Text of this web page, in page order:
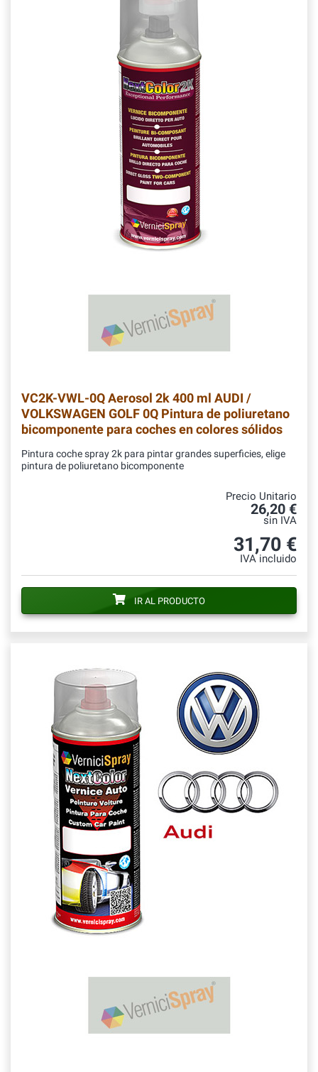
VC2K-VWL-0QAerosol 2k 400 ml AUDI /
VOLKSWAGEN GOLF 0Q Pintura de poliuretano
bicomponente para coches en colores sólidos
Pintura coche spray 2k para pintar grandes superficies, elige
pintura de poliuretano bicomponente
Precio Unitario
26,20 €
sin IVA
31,70 €
IVA incluido
IR AL PRODUCTO